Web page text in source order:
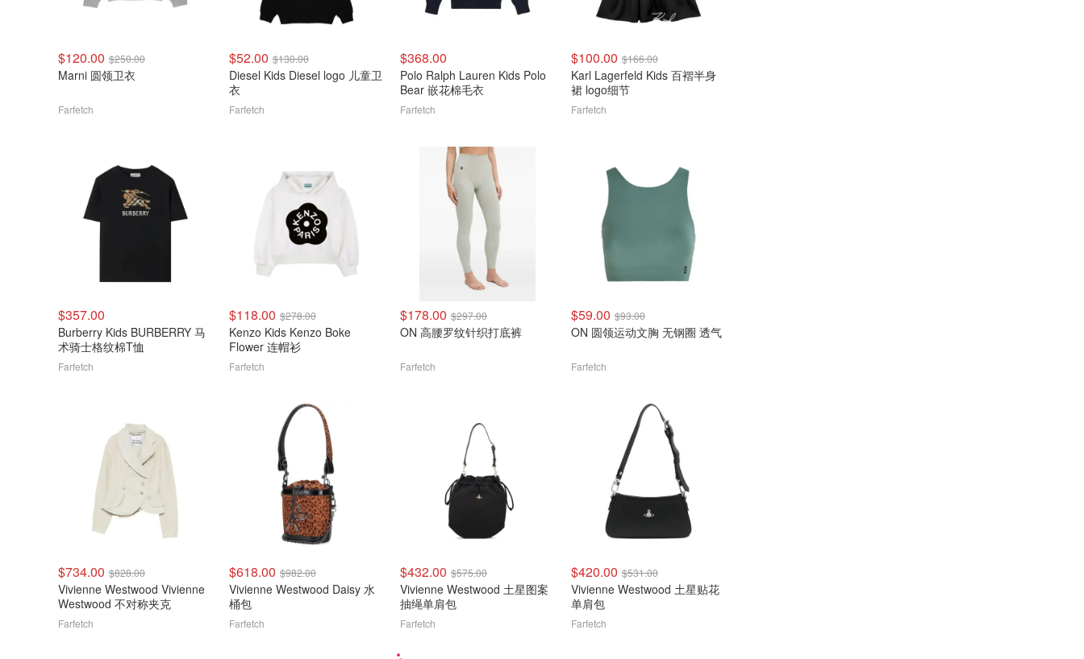
$120.00 $250.00
Marni 圆领卫衣
Farfetch
$52.00 $130.00
Diesel Kids Diesel logo 儿童卫
衣
Farfetch
$368.00
Polo Ralph Lauren Kids Polo
Bear 嵌花棉毛衣
Farfetch
$100.00 $166.00
Karl Lagerfeld Kids 百褶半身
裙 logo细节
Farfetch
$357.00
Burberry Kids BURBERRY 马
术骑士格纹棉T恤
Farfetch
$118.00 $278.00
Kenzo Kids Kenzo Boke
Flower 连帽衫
Farfetch
$178.00 $297.00
ON 高腰罗纹针织打底裤
Farfetch
$59.00 $93.00
ON 圆领运动文胸 无钢圈 透气
Farfetch
$734.00 $828.00
Vivienne Westwood Vivienne
Westwood 不对称夹克
Farfetch
$618.00 $982.00
Vivienne Westwood Daisy 水
桶包
Farfetch
$432.00 $575.00
Vivienne Westwood 土星图案
抽绳单肩包
Farfetch
$420.00 $531.00
Vivienne Westwood 土星贴花
单肩包
Farfetch